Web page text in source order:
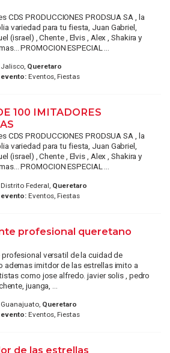
CDS PRODUCCIONES PRODSUA SA , la
variedad para tu fiesta, Juan Gabriel,
(israel) , Chente , Elvis , Alex , Shakira y
PROMOCION ESPECIAL ...
Queretaro
Eventos, Fiestas
100 IMITADORES
CDS PRODUCCIONES PRODSUA SA , la
variedad para tu fiesta, Juan Gabriel,
(israel) , Chente , Elvis , Alex , Shakira y
PROMOCION ESPECIAL ...
Federal, Queretaro
Eventos, Fiestas
profesional queretano
versatil de la cuidad de
ademas imitdor de las estrellas imito a
como jose alfredo. javier solis , pedro
juanga, ...
Queretaro
Eventos, Fiestas
de las estrellas